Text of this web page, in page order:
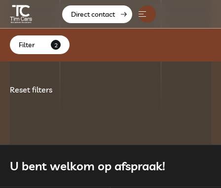
Direct contact
Filter 2
Reset filters
U bent welkom op afspraak!